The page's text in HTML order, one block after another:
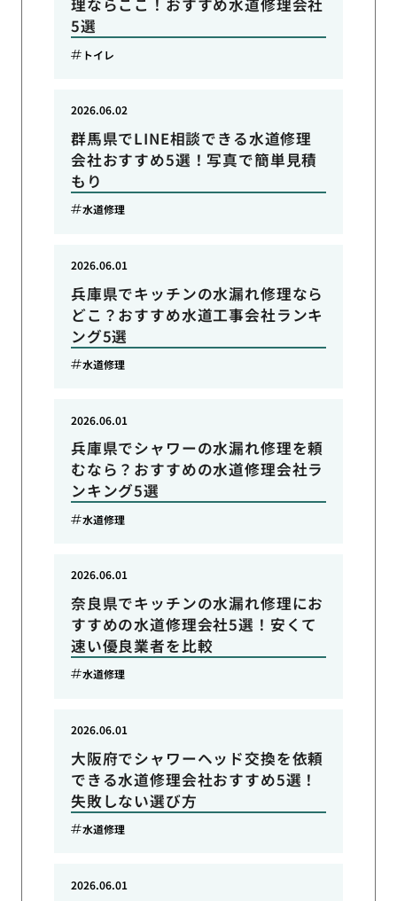
理ならここ！おすすめ水道修理会社
5選
トイレ
群馬県でLINE相談できる水道修理
会社おすすめ5選！写真で簡単見積
もり
2026.06.02
水道修理
兵庫県でキッチンの水漏れ修理なら
どこ？おすすめ水道工事会社ランキ
ング5選
2026.06.01
水道修理
兵庫県でシャワーの水漏れ修理を頼
むなら？おすすめの水道修理会社ラ
ンキング5選
2026.06.01
水道修理
奈良県でキッチンの水漏れ修理にお
すすめの水道修理会社5選！安くて
速い優良業者を比較
2026.06.01
水道修理
大阪府でシャワーヘッド交換を依頼
できる水道修理会社おすすめ5選！
失敗しない選び方
2026.06.01
水道修理
2026.06.01